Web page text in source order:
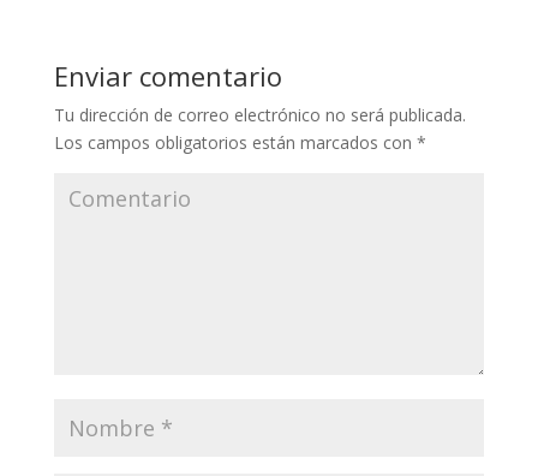
Enviar comentario
Tu dirección de correo electrónico no será publicada.
Los campos obligatorios están marcados con *